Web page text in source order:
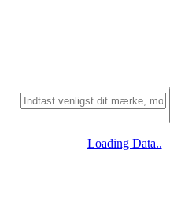
Loading Data..